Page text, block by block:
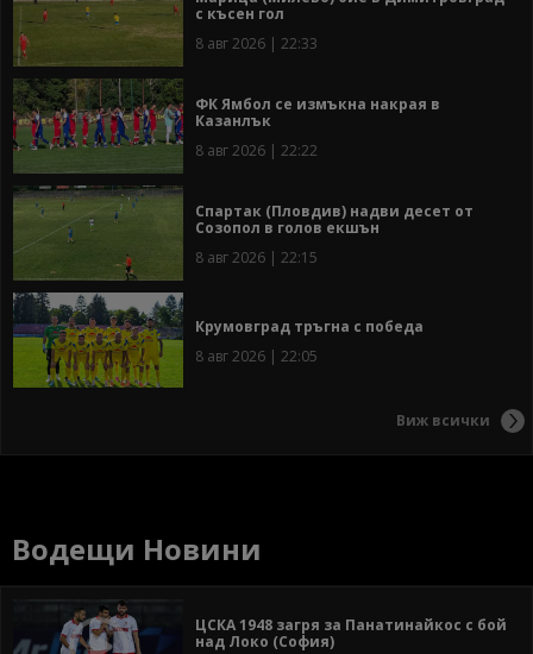
с късен гол
8 авг 2026 | 22:33
ФК Ямбол се измъкна накрая в
Казанлък
8 авг 2026 | 22:22
Спартак (Пловдив) надви десет от
Созопол в голов екшън
8 авг 2026 | 22:15
Крумовград тръгна с победа
8 авг 2026 | 22:05
Виж всички
Водещи Новини
ЦСКА 1948 загря за Панатинайкос с бой
над Локо (София)